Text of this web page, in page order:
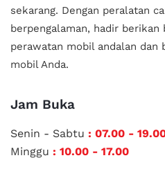
sekarang. Dengan peralatan
berpengalaman, hadir berikan
perawatan mobil andalan dan
mobil Anda.
Jam Buka
Senin - Sabtu : 07.00 -
Minggu : 10.00 - 17.00